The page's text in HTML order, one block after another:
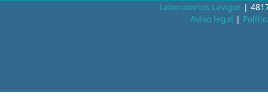
Laboratorios Lavigor |
Aviso legal |